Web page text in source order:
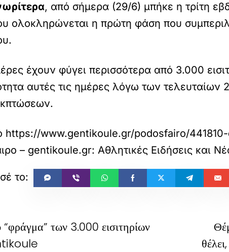
, από σήμερα (29/6) μπήκε η τρίτη
ολοκληρώνεται η πρώτη φάση που
έχουν φύγει περισσότερα από 3.000
αυτές τις ημέρες λόγω των
https://www.gentikoule.gr/podosfairo/
– gentikoule.gr: Αθλητικές Ειδήσεις και
των 3.000 εισιτηρίων